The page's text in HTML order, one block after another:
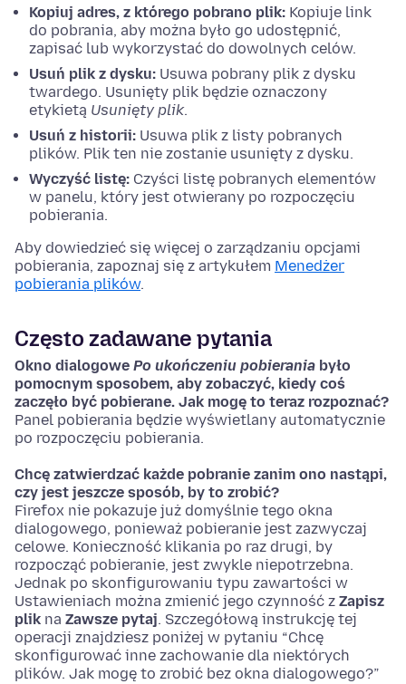
Kopiuj adres, z którego pobrano plik: Kopiuje link
do pobrania, aby można było go udostępnić,
zapisać lub wykorzystać do dowolnych celów.
Usuń plik z dysku: Usuwa pobrany plik z dysku
twardego. Usunięty plik będzie oznaczony
etykietą Usunięty plik.
Usuń z historii: Usuwa plik z listy pobranych
plików. Plik ten nie zostanie usunięty z dysku.
Wyczyść listę: Czyści listę pobranych elementów
w panelu, który jest otwierany po rozpoczęciu
pobierania.
Aby dowiedzieć się więcej o zarządzaniu opcjami
pobierania, zapoznaj się z artykułem Menedżer
pobierania plików.
Często zadawane pytania
Okno dialogowe Po ukończeniu pobierania było
pomocnym sposobem, aby zobaczyć, kiedy coś
zaczęło być pobierane. Jak mogę to teraz rozpoznać?
Panel pobierania będzie wyświetlany automatycznie
po rozpoczęciu pobierania.
Chcę zatwierdzać każde pobranie zanim ono nastąpi,
czy jest jeszcze sposób, by to zrobić?
Firefox nie pokazuje już domyślnie tego okna
dialogowego, ponieważ pobieranie jest zazwyczaj
celowe. Konieczność klikania po raz drugi, by
rozpocząć pobieranie, jest zwykle niepotrzebna.
Jednak po skonfigurowaniu typu zawartości w
Ustawieniach można zmienić jego czynność z Zapisz
plik na Zawsze pytaj. Szczegółową instrukcję tej
operacji znajdziesz poniżej w pytaniu “Chcę
skonfigurować inne zachowanie dla niektórych
plików. Jak mogę to zrobić bez okna dialogowego?”